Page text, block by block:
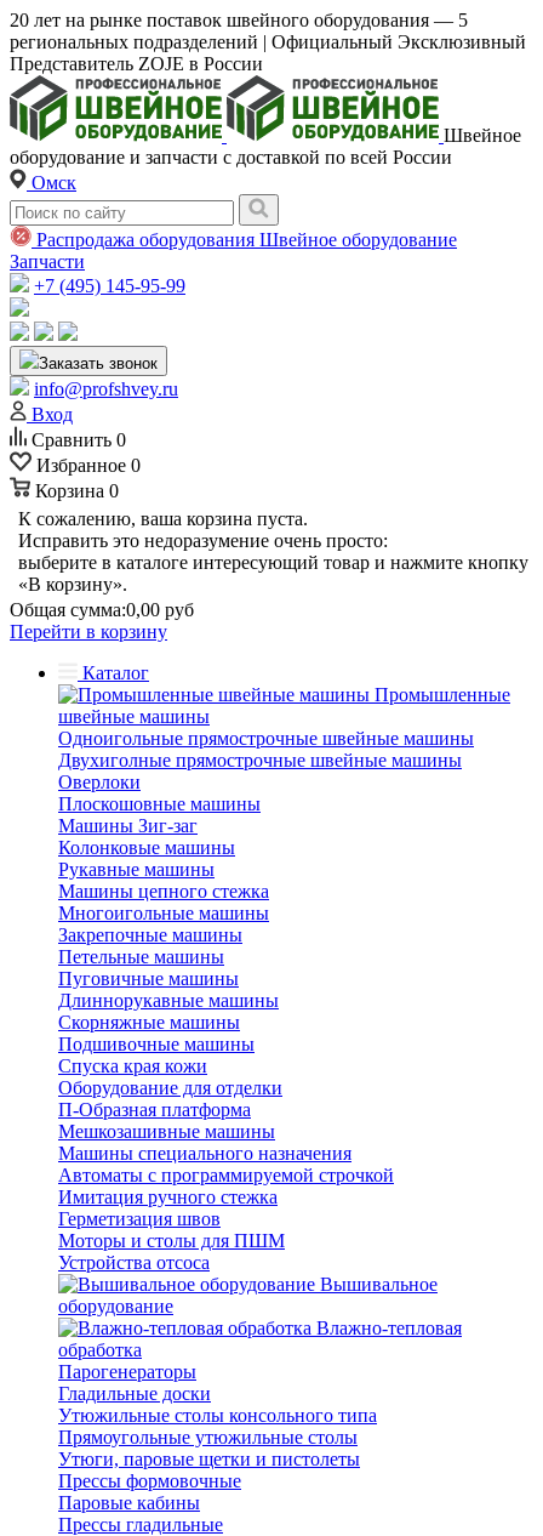
20 лет на рынке поставок швейного оборудования — 5
региональных подразделений | Официальный Эксклюзивный
Представитель ZOJE в России
Швейное
оборудование и запчасти с доставкой по всей России
Омск
Распродажа оборудования Швейное оборудование
Запчасти
+7 (495) 145-95-99
Заказать звонок
info@profshvey.ru
Вход
Сравнить 0
Избранное 0
Корзина 0
К сожалению, ваша корзина пуста.
Исправить это недоразумение очень просто:
выберите в каталоге интересующий товар и нажмите кнопку
«В корзину».
Общая сумма:0,00 руб
Перейти в корзину
Каталог
Промышленные
швейные машины
Одноигольные прямострочные швейные машины
Двухиголные прямострочные швейные машины
Оверлоки
Плоскошовные машины
Машины Зиг-заг
Колонковые машины
Рукавные машины
Машины цепного стежка
Многоигольные машины
Закрепочные машины
Петельные машины
Пуговичные машины
Длиннорукавные машины
Скорняжные машины
Подшивочные машины
Спуска края кожи
Оборудование для отделки
П-Образная платформа
Мешкозашивные машины
Машины специального назначения
Автоматы с программируемой строчкой
Имитация ручного стежка
Герметизация швов
Моторы и столы для ПШМ
Устройства отсоса
Вышивальное
оборудование
Влажно-тепловая
обработка
Парогенераторы
Гладильные доски
Утюжильные столы консольного типа
Прямоугольные утюжильные столы
Утюги, паровые щетки и пистолеты
Прессы формовочные
Паровые кабины
Прессы гладильные